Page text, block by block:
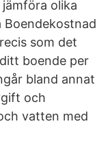
olika
Boendekostnad
som det
boende per
bland annat
och
vatten med